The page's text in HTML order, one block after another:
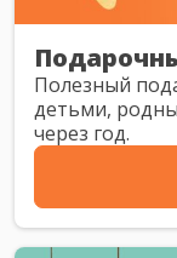
Полезный
детьми,
через год.